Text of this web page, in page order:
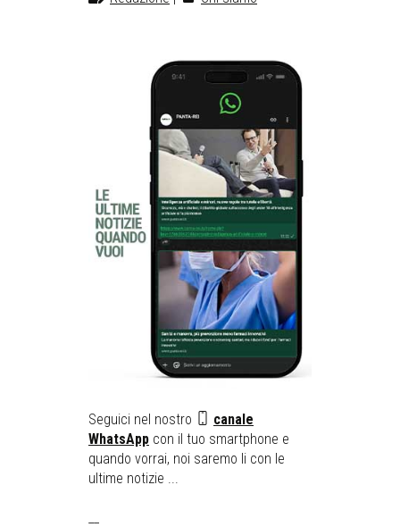
Seguici nel nostro
canale
WhatsApp con il tuo smartphone e
quando vorrai, noi saremo li con le
ultime notizie ...